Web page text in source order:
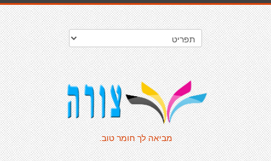
מביאה לך חומר טוב.